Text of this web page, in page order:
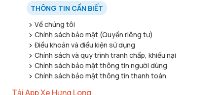
THÔNG TIN CẦN BIẾT
Về chúng tôi
Chính sách bảo mật (Quyền riêng tư)
Điều khoản và điều kiện sử dụng
Chính sách và quy trình tranh chấp, khiếu nại
Chính sách bảo mật thông tin người dùng
Chính sách bảo mật thông tin thanh toán
Tải App Xe Hưng Long